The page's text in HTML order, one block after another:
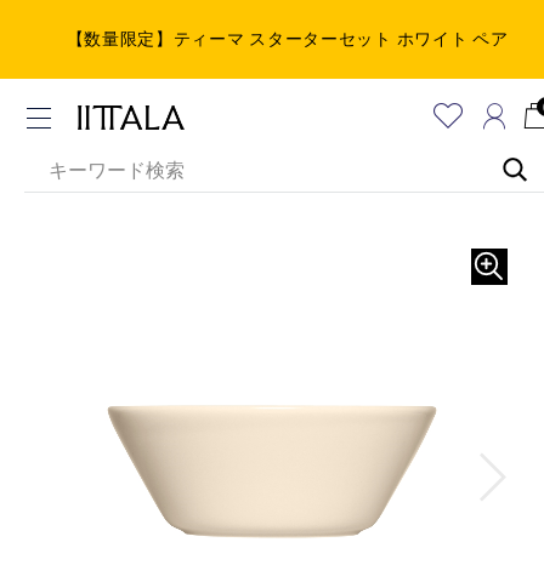
【数量限定】ティーマ スターターセット ホワイト ペア